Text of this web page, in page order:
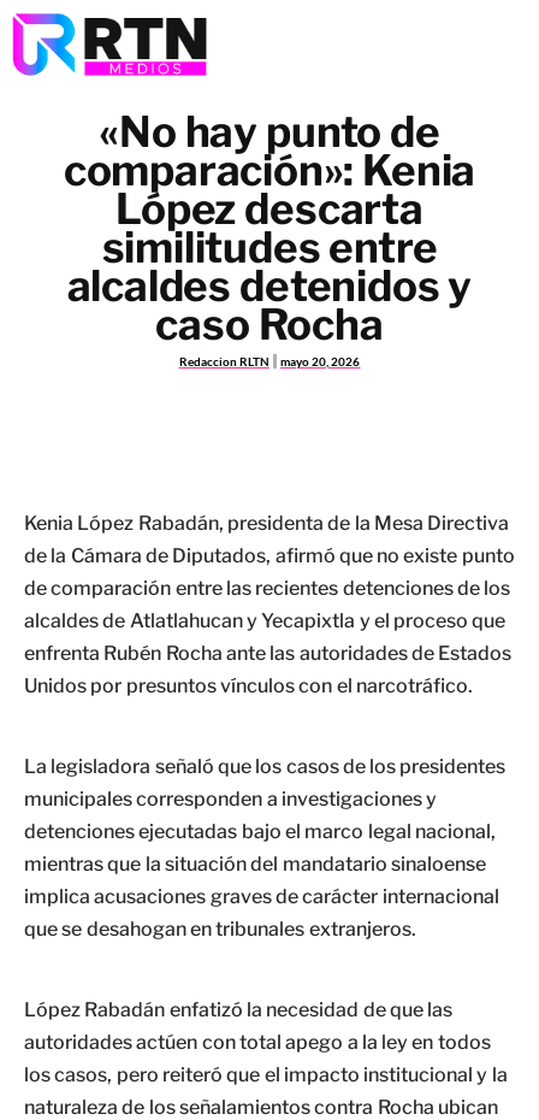
«No hay punto de
comparación»: Kenia
López descarta
similitudes entre
alcaldes detenidos y
caso Rocha
Redaccion RLTN mayo 20, 2026
Kenia López Rabadán, presidenta de la Mesa Directiva
de la Cámara de Diputados, afirmó que no existe punto
de comparación entre las recientes detenciones de los
alcaldes de Atlatlahucan y Yecapixtla y el proceso que
enfrenta Rubén Rocha ante las autoridades de Estados
Unidos por presuntos vínculos con el narcotráfico.
La legisladora señaló que los casos de los presidentes
municipales corresponden a investigaciones y
detenciones ejecutadas bajo el marco legal nacional,
mientras que la situación del mandatario sinaloense
implica acusaciones graves de carácter internacional
que se desahogan en tribunales extranjeros.
López Rabadán enfatizó la necesidad de que las
autoridades actúen con total apego a la ley en todos
los casos, pero reiteró que el impacto institucional y la
naturaleza de los señalamientos contra Rocha ubican